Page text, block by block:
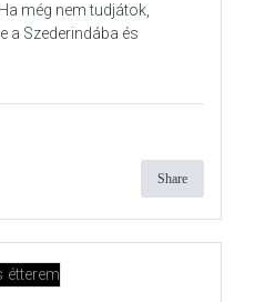
még nem tudjátok,
a Szederindába és
Share